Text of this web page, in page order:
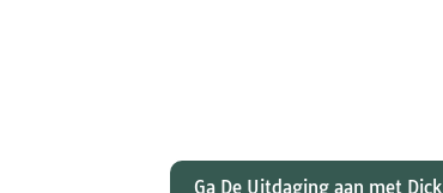
Ga De Uitdaging aan met Dick